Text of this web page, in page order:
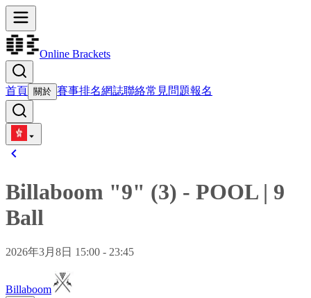
Online Brackets
首頁 關於 賽事排名網誌聯絡常見問題報名
Billaboom "9" (3) - POOL| 9
Ball
2026年3月8日 15:00 - 23:45
Billaboom